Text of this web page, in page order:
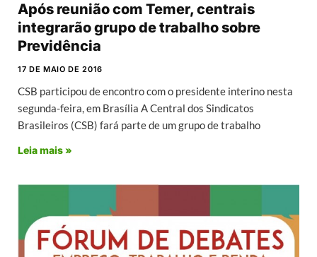
Após reunião com Temer, centrais
integrarão grupo de trabalho sobre
Previdência
17 DE MAIO DE 2016
CSB participou de encontro com o presidente interino nesta
segunda-feira, em Brasília A Central dos Sindicatos
Brasileiros (CSB) fará parte de um grupo de trabalho
Leia mais »